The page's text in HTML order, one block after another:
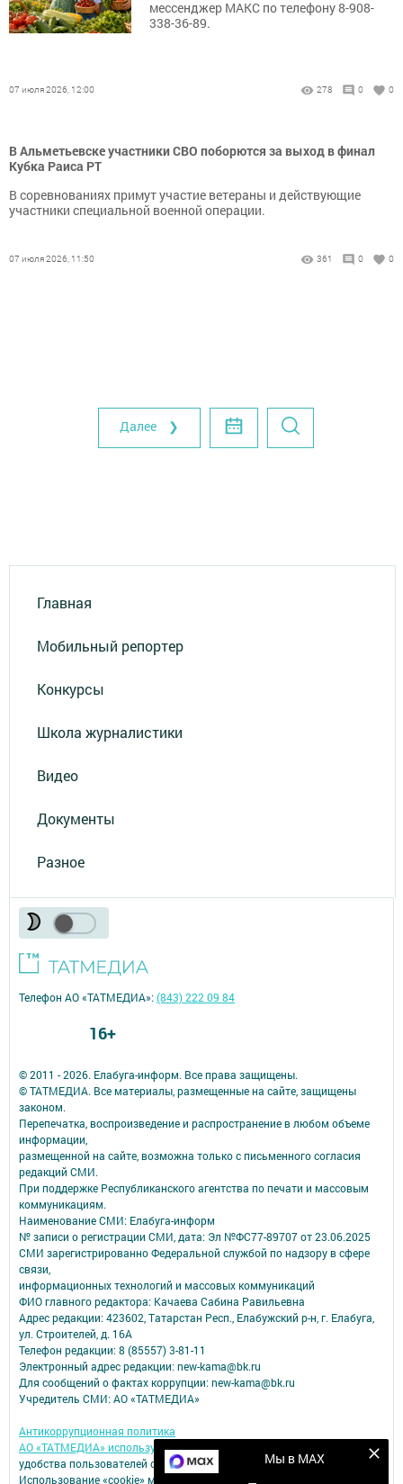
мессенджер МАКС по телефону 8-908-
338-36-89.
07 июля 2026, 12:00 278 0 0
В Альметьевске участники СВО поборются за выход в финал
Кубка Раиса РТ
В соревнованиях примут участие ветераны и действующие
участники специальной военной операции.
07 июля 2026, 11:50 361 0 0
Далее ❯
Главная
Мобильный репортер
Конкурсы
Школа журналистики
Видео
Документы
Разное
Мы в MAX
© 2011 - 2026. Елабуга-информ. Все права защищены.
© ТАТМЕДИА. Все материалы, размещенные на сайте, защищены
законом.
Перепечатка, воспроизведение и распространение в любом объеме
информации,
размещенной на сайте, возможна только с письменного согласия
редакций СМИ.
При поддержке Республиканского агентства по печати и массовым
коммуникациям.
Наименование СМИ: Елабуга-информ
№ записи о регистрации СМИ, дата: Эл №ФС77-89707 от 23.06.2025
СМИ зарегистрированно Федеральной службой по надзору в сфере
связи,
информационных технологий и массовых коммуникаций
ФИО главного редактора: Качаева Сабина Равильевна
Адрес редакции: 423602, Татарстан Респ., Елабужский р-н, г. Елабуга,
ул. Строителей, д. 16А
Телефон редакции: 8 (85557) 3-81-11
Электронный адрес редакции: new-kama@bk.ru
Для сообщений о фактах коррупции: new-kama@bk.ru
Учредитель СМИ: АО «ТАТМЕДИА»
Антикоррупционная политика
АО «ТАТМЕДИА» использует «cookie»для персонализации сервисов и
удобства пользователей сайтом.
Использование «cookie» можно отменить в настройках браузера.
Телефон АО «ТАТМЕДИА»:(843) 222 09 84
16+